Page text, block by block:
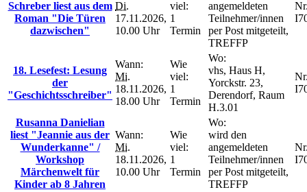
Schreber liest aus dem
Roman "Die Türen
dazwischen"
Di.
17.11.2026,
10.00 Uhr
viel:
1
Termin
angemeldeten
Teilnehmer/innen
per Post mitgeteilt,
TREFFP
18. Lesefest: Lesung
der
"Geschichtsschreiber"
Wann:
Mi.
18.11.2026,
18.00 Uhr
Wie
viel:
1
Termin
Wo:
vhs, Haus H,
Yorckstr. 23,
Derendorf, Raum
H.3.01
Rusanna Danielian
liest "Jeannie aus der
Wunderkanne" /
Workshop
Märchenwelt für
Kinder ab 8 Jahren
Wann:
Mi.
18.11.2026,
10.00 Uhr
Wie
viel:
1
Termin
Wo:
wird den
angemeldeten
Teilnehmer/innen
per Post mitgeteilt,
TREFFP